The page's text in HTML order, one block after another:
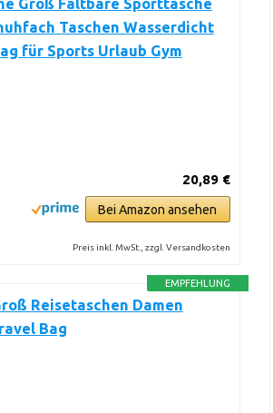
Groß Faltbare Sporttasche
Taschen Wasserdicht
für Sports Urlaub Gym
20,89 €
Bei Amazon ansehen
Preis inkl. MwSt., zzgl. Versandkosten
EMPFEHLUNG
Reisetaschen Damen
Bag